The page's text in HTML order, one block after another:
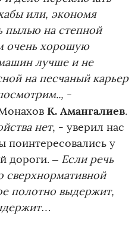
или, экономя
пылью на степной
очень хорошую
лучше и не
на песчаный карьер
-
К. Амангалиев.
нет, - уверил нас
поинтересовались у
дороги. – Если речь
сверхнормативной
полотно выдержит,